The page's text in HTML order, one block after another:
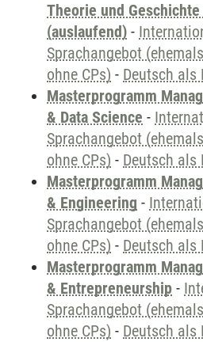
Theorie und
(auslaufend) -
Sprachangebot
ohne CPs) - Deutsch als
Masterprogramm
& Data Science -
Sprachangebot
ohne CPs) - Deutsch als
Masterprogramm
& Engineering -
Sprachangebot
ohne CPs) - Deutsch als
Masterprogramm
& Entrepreneurship -
Sprachangebot
ohne CPs) - Deutsch als